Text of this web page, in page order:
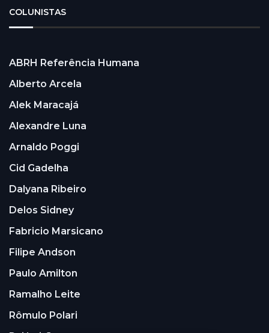
COLUNISTAS
ABRH Referência Humana
Alberto Arcela
Alek Maracajá
Alexandre Luna
Arnaldo Poggi
Cid Gadelha
Dalyana Ribeiro
Delos Sidney
Fabricio Marsicano
Filipe Andson
Paulo Amilton
Ramalho Leite
Rômulo Polari